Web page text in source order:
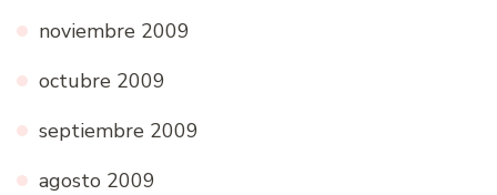
noviembre 2009
octubre 2009
septiembre 2009
agosto 2009